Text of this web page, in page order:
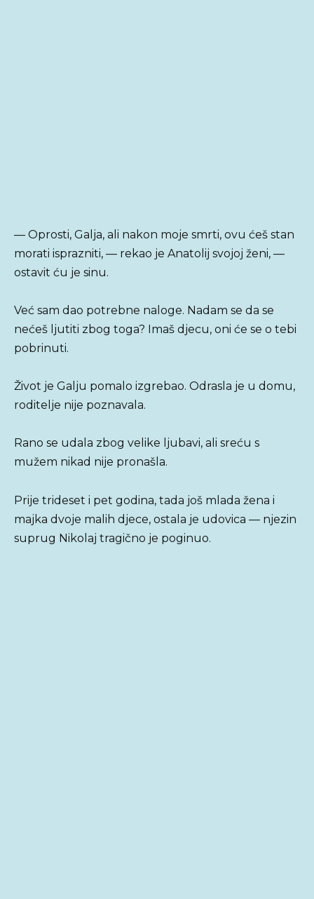
— Oprosti, Galja, ali nakon moje smrti, ovu ćeš stan
morati isprazniti, — rekao je Anatolij svojoj ženi, —
ostavit ću je sinu.
Već sam dao potrebne naloge. Nadam se da se
nećeš ljutiti zbog toga? Imaš djecu, oni će se o tebi
pobrinuti.
Život je Galju pomalo izgrebao. Odrasla je u domu,
roditelje nije poznavala.
Rano se udala zbog velike ljubavi, ali sreću s
mužem nikad nije pronašla.
Prije trideset i pet godina, tada još mlada žena i
majka dvoje malih djece, ostala je udovica — njezin
suprug Nikolaj tragično je poginuo.